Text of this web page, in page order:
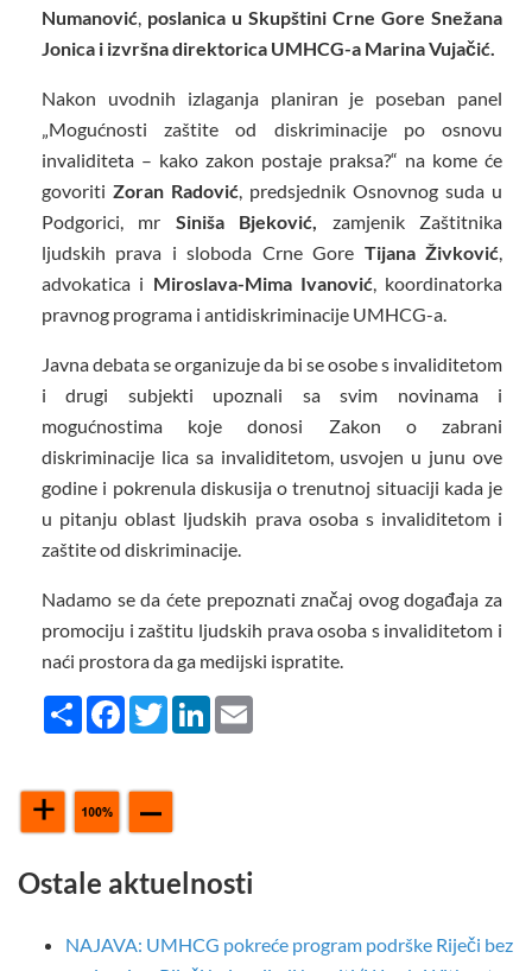
Numanović, poslanica u Skupštini Crne Gore Snežana
Jonica i izvršna direktorica UMHCG-a Marina Vujačić.
Nakon uvodnih izlaganja planiran je poseban panel
„Mogućnosti zaštite od diskriminacije po osnovu
invaliditeta – kako zakon postaje praksa?“ na kome će
govoriti Zoran Radović, predsjednik Osnovnog suda u
Podgorici, mr Siniša Bjeković, zamjenik Zaštitnika
ljudskih prava i sloboda Crne Gore Tijana Živković,
advokatica i Miroslava-Mima Ivanović, koordinatorka
pravnog programa i antidiskriminacije UMHCG-a.
Javna debata se organizuje da bi se osobe s invaliditetom
i drugi subjekti upoznali sa svim novinama i
mogućnostima koje donosi Zakon o zabrani
diskriminacije lica sa invaliditetom, usvojen u junu ove
godine i pokrenula diskusija o trenutnoj situaciji kada je
u pitanju oblast ljudskih prava osoba s invaliditetom i
zaštite od diskriminacije.
Nadamo se da ćete prepoznati značaj ovog događaja za
promociju i zaštitu ljudskih prava osoba s invaliditetom i
naći prostora da ga medijski ispratite.
Share FacebookTwitterLinkedIn
Ostale aktuelnosti
NAJAVA: UMHCG pokreće program podrške Riječi bez